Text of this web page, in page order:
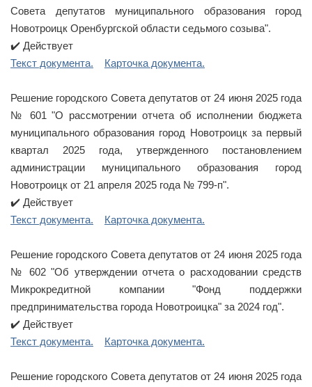
Совета депутатов муниципального образования город
Новотроицк Оренбургской области седьмого созыва".
✔️ Действует
Текст документа.
Карточка документа.
Решение городского Совета депутатов от 24 июня 2025 года
№ 601 "О рассмотрении отчета об исполнении бюджета
муниципального образования город Новотроицк за первый
квартал 2025 года, утвержденного постановлением
администрации муниципального образования город
Новотроицк от 21 апреля 2025 года № 799-п".
✔️ Действует
Текст документа.
Карточка документа.
Решение городского Совета депутатов от 24 июня 2025 года
№ 602 "Об утверждении отчета о расходовании средств
Микрокредитной компании "Фонд поддержки
предпринимательства города Новотроицка" за 2024 год".
✔️ Действует
Текст документа.
Карточка документа.
Решение городского Совета депутатов от 24 июня 2025 года